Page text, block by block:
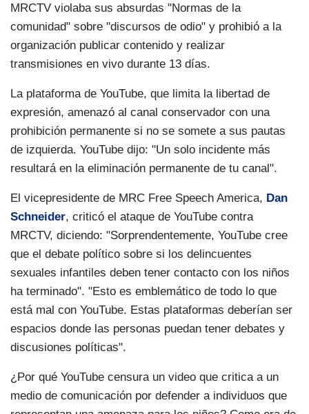
MRCTV violaba sus absurdas "Normas de la
comunidad" sobre "discursos de odio" y prohibió a la
organización publicar contenido y realizar
transmisiones en vivo durante 13 días.
La plataforma de YouTube, que limita la libertad de
expresión, amenazó al canal conservador con una
prohibición permanente si no se somete a sus pautas
de izquierda. YouTube dijo: "Un solo incidente más
resultará en la eliminación permanente de tu canal".
El vicepresidente de MRC Free Speech America, Dan
Schneider, criticó el ataque de YouTube contra
MRCTV, diciendo: "Sorprendentemente, YouTube cree
que el debate político sobre si los delincuentes
sexuales infantiles deben tener contacto con los niños
ha terminado". "Esto es emblemático de todo lo que
está mal con YouTube. Estas plataformas deberían ser
espacios donde las personas puedan tener debates y
discusiones políticas".
¿Por qué YouTube censura un video que critica a un
medio de comunicación por defender a individuos que